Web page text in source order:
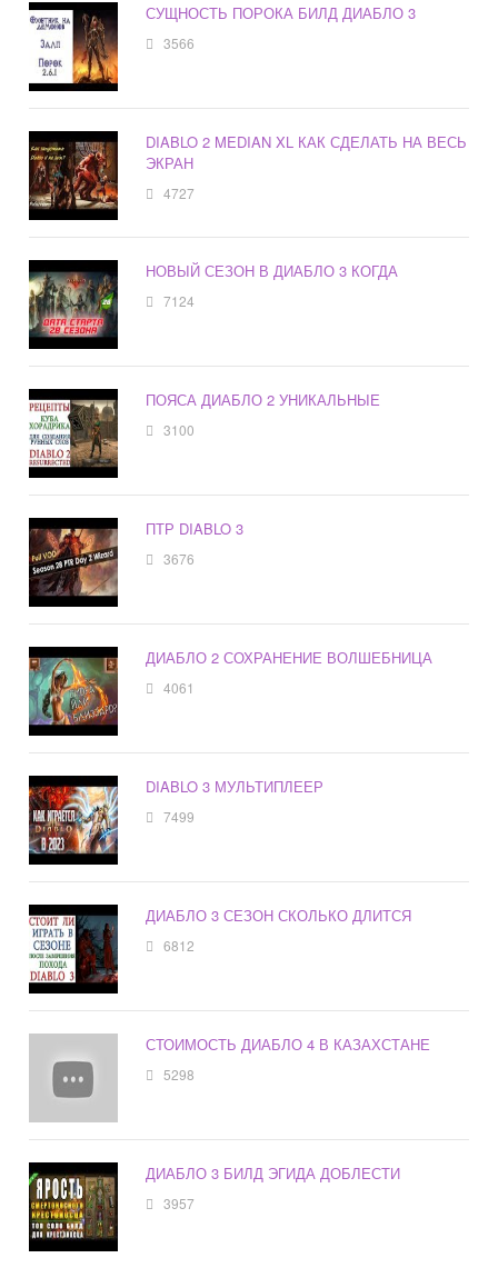
СУЩНОСТЬ ПОРОКА БИЛД ДИАБЛО 3
3566
DIABLO 2 MEDIAN XL КАК СДЕЛАТЬ НА ВЕСЬ
ЭКРАН
4727
НОВЫЙ СЕЗОН В ДИАБЛО 3 КОГДА
7124
ПОЯСА ДИАБЛО 2 УНИКАЛЬНЫЕ
3100
ПТР DIABLO 3
3676
ДИАБЛО 2 СОХРАНЕНИЕ ВОЛШЕБНИЦА
4061
DIABLO 3 МУЛЬТИПЛЕЕР
7499
ДИАБЛО 3 СЕЗОН СКОЛЬКО ДЛИТСЯ
6812
СТОИМОСТЬ ДИАБЛО 4 В КАЗАХСТАНЕ
5298
ДИАБЛО 3 БИЛД ЭГИДА ДОБЛЕСТИ
3957